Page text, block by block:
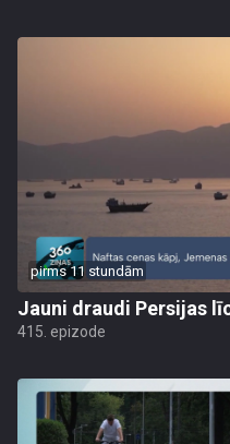
pirms 11 stundām
Jauni draudi Persijas
415. epizode